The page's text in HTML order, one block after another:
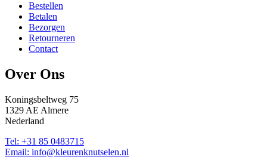
Bestellen
Betalen
Bezorgen
Retourneren
Contact
Over Ons
Koningsbeltweg 75
1329 AE Almere
Nederland
Tel: +31 85 0483715
Email: info@kleurenknutselen.nl